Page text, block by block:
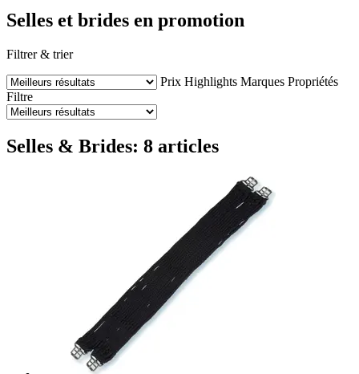
Selles et brides en promotion
Filtrer & trier
Prix Highlights Marques Propriétés
Filtre
Selles & Brides: 8 articles